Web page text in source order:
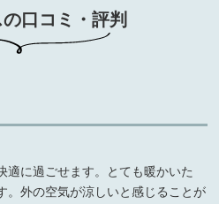
口コミ・評判
適に過ごせます。とても暖かいた
。外の空気が涼しいと感じることが